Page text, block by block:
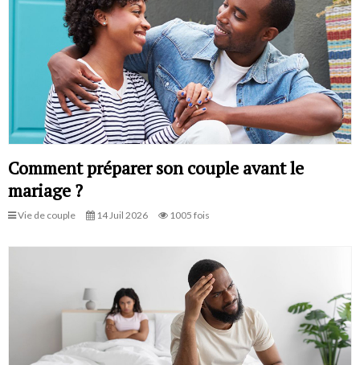
Comment préparer son couple avant le
mariage ?
Vie de couple 14 Juil 2026 1005 fois